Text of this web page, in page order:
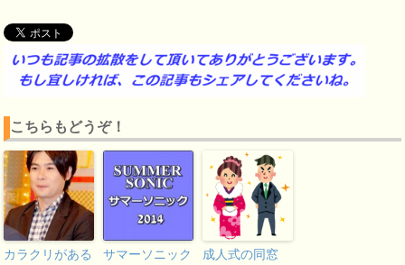
こちらもどうぞ！
カラクリがある
サマーソニック
成人式の同窓